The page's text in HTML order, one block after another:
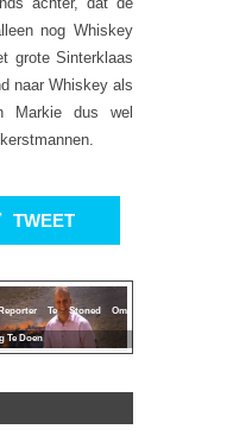
nog Whiskey
grote Sinterklaas
naar Whiskey als
Markie dus wel
TWEET
Reporter Te Stoned Om
Te Doen